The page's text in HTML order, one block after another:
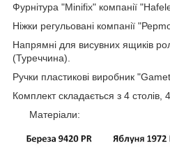
Фурнітура "Minifix" компанії
Ніжки регульовані компанії
Напрямні для висувних ящиків
(Туреччина).
Ручки пластикові виробник
Комплект складається з 4 столів, 4
Матеріали: